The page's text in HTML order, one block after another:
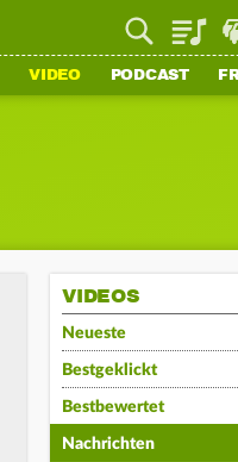
Playlist
VIDEO PODCAST
VIDEOS
Neueste
Bestgeklickt
Bestbewertet
Nachrichten